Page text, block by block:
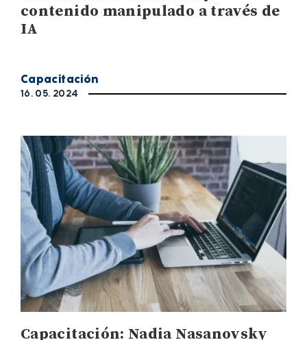
contenido manipulado a través de
IA
Capacitación
16. 05. 2024
Capacitación: Nadia Nasanovsky